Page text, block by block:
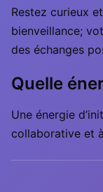
Restez curieux
bienveillance;
des échanges
Quelle
Une énergie
collaborative et